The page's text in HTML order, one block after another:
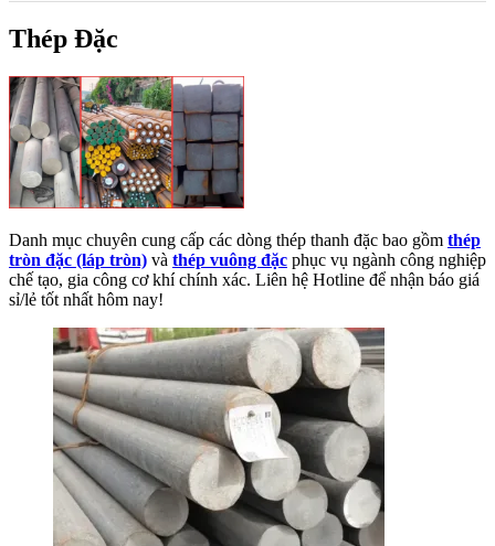
Thép Đặc
Danh mục chuyên cung cấp các dòng thép thanh đặc bao gồm thép
tròn đặc (láp tròn) và thép vuông đặc phục vụ ngành công nghiệp
chế tạo, gia công cơ khí chính xác. Liên hệ Hotline để nhận báo giá
sỉ/lẻ tốt nhất hôm nay!